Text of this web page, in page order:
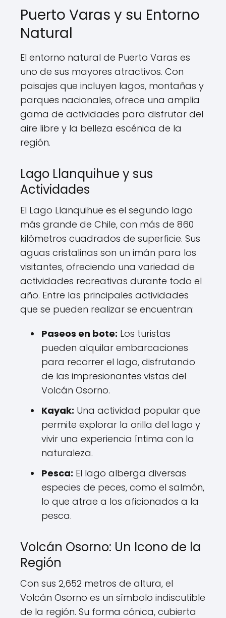
Puerto Varas y su Entorno
Natural
El entorno natural de Puerto Varas es
uno de sus mayores atractivos. Con
paisajes que incluyen lagos, montañas y
parques nacionales, ofrece una amplia
gama de actividades para disfrutar del
aire libre y la belleza escénica de la
región.
Lago Llanquihue y sus
Actividades
El Lago Llanquihue es el segundo lago
más grande de Chile, con más de 860
kilómetros cuadrados de superficie. Sus
aguas cristalinas son un imán para los
visitantes, ofreciendo una variedad de
actividades recreativas durante todo el
año. Entre las principales actividades
que se pueden realizar se encuentran:
Paseos en bote: Los turistas
pueden alquilar embarcaciones
para recorrer el lago, disfrutando
de las impresionantes vistas del
Volcán Osorno.
Kayak: Una actividad popular que
permite explorar la orilla del lago y
vivir una experiencia íntima con la
naturaleza.
Pesca: El lago alberga diversas
especies de peces, como el salmón,
lo que atrae a los aficionados a la
pesca.
Volcán Osorno: Un Icono de la
Región
Con sus 2,652 metros de altura, el
Volcán Osorno es un símbolo indiscutible
de la región. Su forma cónica, cubierta